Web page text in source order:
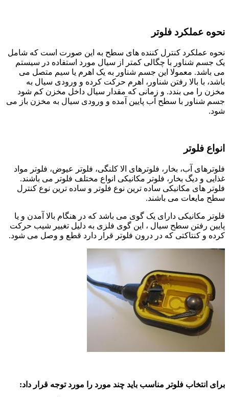
نحوه عملکرد فلوتر
نحوه عملکرد کنترل کننده های سطح به این صورت است که شامل
یک جسم شناور با چگالی کمتر از سیال مورد استفاده در سیستم
می باشد. معمولا این جسم شناور به یک اهرم یا سیم متصل می
باشد، با بالا رفتن شناور، اهرم حرکت کرده و ورودی سیال به
مخزن را می بندد. و زمانی که مقدار سیال داخل مخزن کم شود
جسم شناور با سطح آب پایین آمده و ورودی سیال به مخزن باز می
شود.
انواع فلوتر
فلوترهای آب، بخار، فلوترهای الا کلنگی، فلوتر عیوض، فلوتر مواد
غذایی و دیگ بخار، فلوتر مکانیکی انواع مختلف فلوتر می باشند.
فلوتر های مکانیکی ساده ترین نوع فلوتر و ساده ترین نوع کنترل
سطح مایعات می باشند.
فلوتر مکانیکی دارای یک گوی می باشد که در هنگام بالا آمدن و یا
پایین رفتن سطح سیال ، این گوی فلزی به دلیل تغییر شیب حرکت
کرده و کنتاکتی که در درون فلوتر قرار دارد قطع و وصل می شود.
برای انتخاب فلوتر مناسب باید چند مورد را مورد توجه قرار داد: